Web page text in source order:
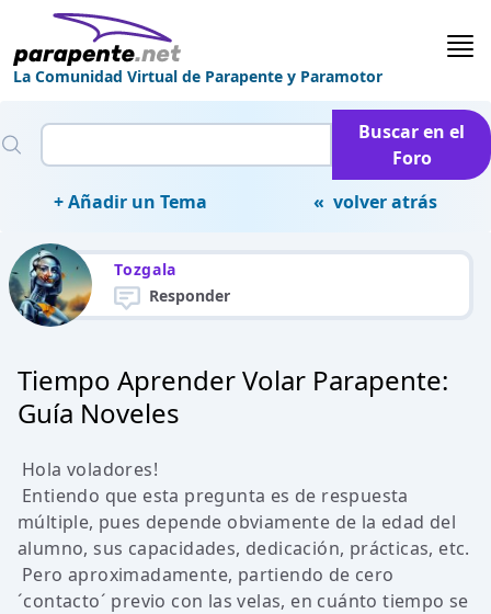
La Comunidad Virtual de Parapente y Paramotor
Buscar en el
Foro
+ Añadir un Tema
« volver atrás
Tozgala
Responder
Tiempo Aprender Volar Parapente:
Guía Noveles
Hola voladores!
Entiendo que esta pregunta es de respuesta
múltiple, pues depende obviamente de la edad del
alumno, sus capacidades, dedicación, prácticas, etc.
Pero aproximadamente, partiendo de cero
´contacto´ previo con las velas, en cuánto tiempo se